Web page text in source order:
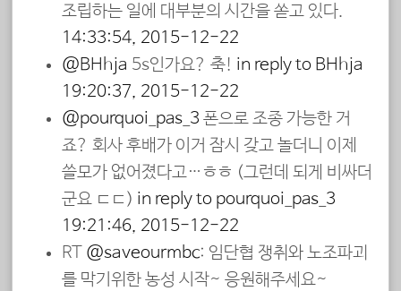
조립하는 일에 대부분의 시간을 쏟고 있다.
14:33:54, 2015-12-22
@BHhja 5s인가요? 축! in reply to BHhja
19:20:37, 2015-12-22
@pourquoi_pas_3 폰으로 조종 가능한 거
죠? 회사 후배가 이거 잠시 갖고 놀더니 이제
쓸모가 없어졌다고…ㅎㅎ (그런데 되게 비싸더
군요 ㄷㄷ) in reply to pourquoi_pas_3
19:21:46, 2015-12-22
RT @saveourmbc: 임단협 쟁취와 노조파괴
를 막기위한 농성 시작~ 응원해주세요~